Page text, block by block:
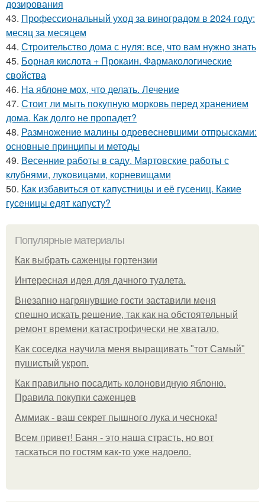
дозирования
43. Профессиональный уход за виноградом в 2024 году:
месяц за месяцем
44. Строительство дома с нуля: все, что вам нужно знать
45. Борная кислота + Прокаин. Фармакологические
свойства
46. На яблоне мох, что делать. Лечение
47. Стоит ли мыть покупную морковь перед хранением
дома. Как долго не пропадет?
48. Размножение малины одревесневшими отпрысками:
основные принципы и методы
49. Весенние работы в саду. Мартовские работы с
клубнями, луковицами, корневищами
50. Как избавиться от капустницы и её гусениц. Какие
гусеницы едят капусту?
Популярные материалы
Как выбрать саженцы гортензии
Интересная идея для дачного туалета.
Внезапно нагрянувшие гости заставили меня
спешно искать решение, так как на обстоятельный
ремонт времени катастрофически не хватало.
Как соседка научила меня выращивать "тот Самый"
пушистый укроп.
Как правильно посадить колоновидную яблоню.
Правила покупки саженцев
Аммиак - ваш секрет пышного лука и чеснока!
Всем привет! Баня - это наша страсть, но вот
таскаться по гостям как-то уже надоело.